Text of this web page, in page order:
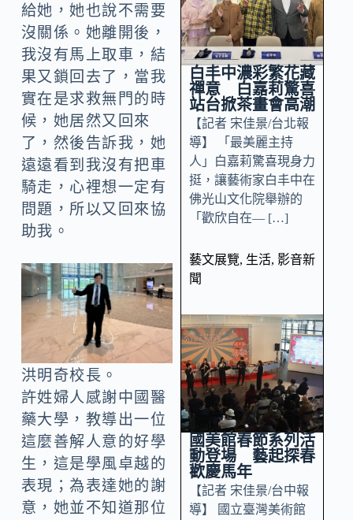
給她，她也說不需要
沒關係。她離開後，
我沒有馬上取車，結
果又鎖回去了，當我
實在是求救無門的時
候，她居然又回來
了，然後告訴我，她
遠遠看到我沒有把車
騎走，心裡想一定有
問題，所以又回來協
助我。
洪明奇校長。
許姓婦人感謝中國醫
藥大學，教導出一位
這麼善解人意的好學
生，這是學風卓越的
表現；為表達她的謝
意，她並不知道那位
白丰中濃彩繁花藏
禪意 白嘉莉驚喜
站台掀茶畫會高潮
【記者 宋佳景/台北報
導】 「最美麗主持
人」白嘉莉驚喜現身力
挺，讓藝術家白丰中在
佛光山文化院舉辦的
「歡欣自在— […]
藝文展覽, 生活, 影音新
聞
國美館春節系列活
動登場 藝起探春
歡慶馬年
【記者 宋佳景/台中報
導】 國立臺灣美術館